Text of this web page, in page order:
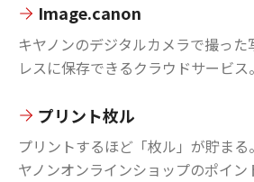
Image.canon
キヤノンのデジタルカメラで撮っ
レスに保存できるクラウドサービス。
プリント枚ル
プリントするほど「枚ル」が貯ま
ヤノンオンラインショップのポイン